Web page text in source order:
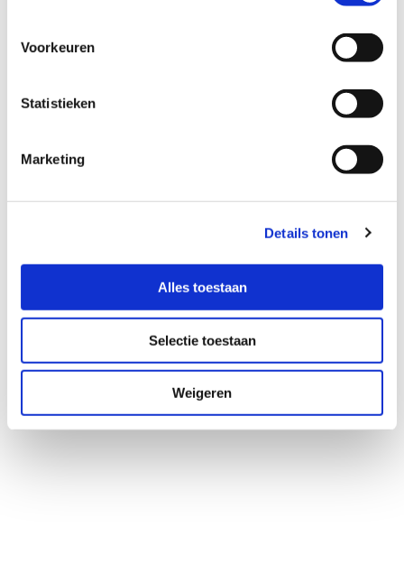
Voorkeuren
Statistieken
Marketing
Details tonen
Alles toestaan
Selectie toestaan
Weigeren